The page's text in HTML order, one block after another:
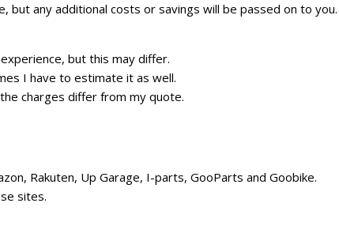
any additional costs or savings will be passed on to you.
but this may differ.
I have to estimate it as well.
charges differ from my quote.
Rakuten, Up Garage, I-parts, GooParts and Goobike.
sites.